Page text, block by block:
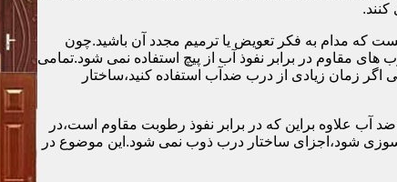
که مدام به فکر تعویض یا ترمیم مجدد آن باشید.چون
های مقاوم در برابر نفوذ آب از پیچ استفاده نمی شود.تمامی
اگر زمان زیادی از درب ضدآب استفاده کنید،ساختار
علاوه براین که در برابر نفوذ رطوبت مقاوم است،در
سوزی شود،اجزای ساختار درب ذوب نمی شود.این موضوع در